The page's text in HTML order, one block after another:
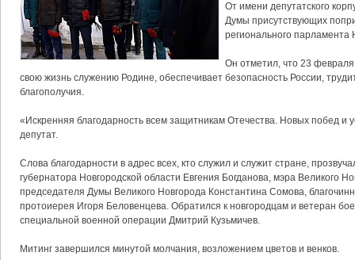
От имени депутатского
Думы присутствующих
регионального парламента
Он отметил, что 23 февраля
свою жизнь служению Родине, обеспечивает безопасность России,
благополучия.
«Искренняя благодарность всем защитникам Отечества. Новых побед и
депутат.
Слова благодарности в адрес всех, кто служил и служит стране,
губернатора Новгородской области Евгения Богданова, мэра Великого
председателя Думы Великого Новгорода Константина Сомова,
протоиерея Игоря Беловенцева. Обратился к новгородцам и ветеран
специальной военной операции Дмитрий Кузьмичев.
Митинг завершился минутой молчания, возложением цветов и венков.